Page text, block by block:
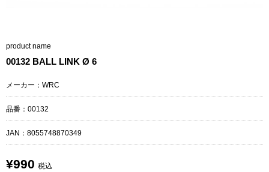
product name
00132 BALL LINK Ø 6
メーカー：WRC
品番：00132
JAN： 8055748870349
¥990 税込